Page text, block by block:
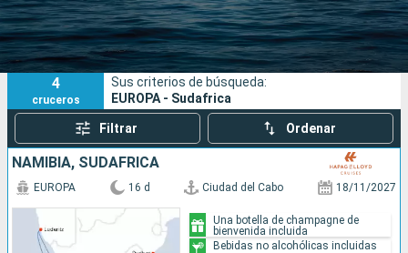
Fecha de salida
Puertos Compañías
Buscar
4
cruceros
Sus criterios de búsqueda:
EUROPA - Sudafrica
Filtrar Ordenar
NAMIBIA, SUDAFRICA
EUROPA 16 d Ciudad del Cabo 18/11/2027
Una botella de champagne de
bienvenida incluida
Bebidas no alcohólicas incluidas